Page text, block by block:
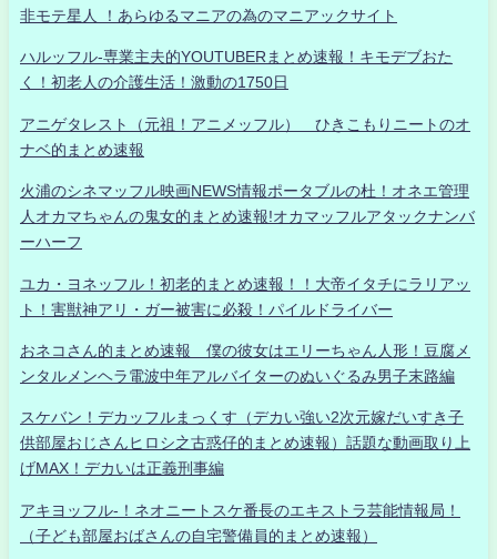
非モテ星人 ！あらゆるマニアの為のマニアックサイト
ハルッフル-専業主夫的YOUTUBERまとめ速報！キモデブおた
く！初老人の介護生活！激動の1750日
アニゲタレスト（元祖！アニメッフル） ひきこもりニートのオ
ナベ的まとめ速報
火浦のシネマッフル映画NEWS情報ポータブルの杜！オネエ管理
人オカマちゃんの鬼女的まとめ速報!オカマッフルアタックナンバ
ーハーフ
ユカ・ヨネッフル！初老的まとめ速報！！大帝イタチにラリアッ
ト！害獣神アリ・ガー被害に必殺！パイルドライバー
おネコさん的まとめ速報 僕の彼女はエリーちゃん人形！豆腐メ
ンタルメンヘラ電波中年アルバイターのぬいぐるみ男子末路編
スケバン！デカッフルまっくす（デカい強い2次元嫁だいすき子
供部屋おじさんヒロシ之古惑仔的まとめ速報）話題な動画取り上
げMAX！デカいは正義刑事編
アキヨッフル-！ネオニートスケ番長のエキストラ芸能情報局！
（子ども部屋おばさんの自宅警備員的まとめ速報）